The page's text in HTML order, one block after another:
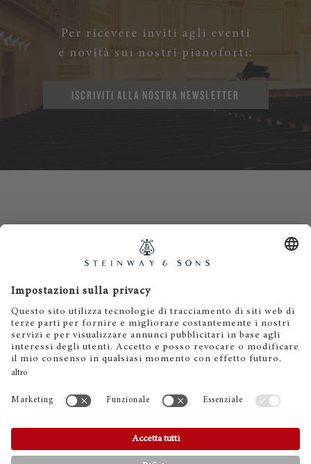
Per ricevere inviti agli eventi
e novità sui nostri pianoforti:
ISCRIVITI ALLA NOSTRA NEWSLETTER
Informativa privacy
Termini e condizioni
Cookies